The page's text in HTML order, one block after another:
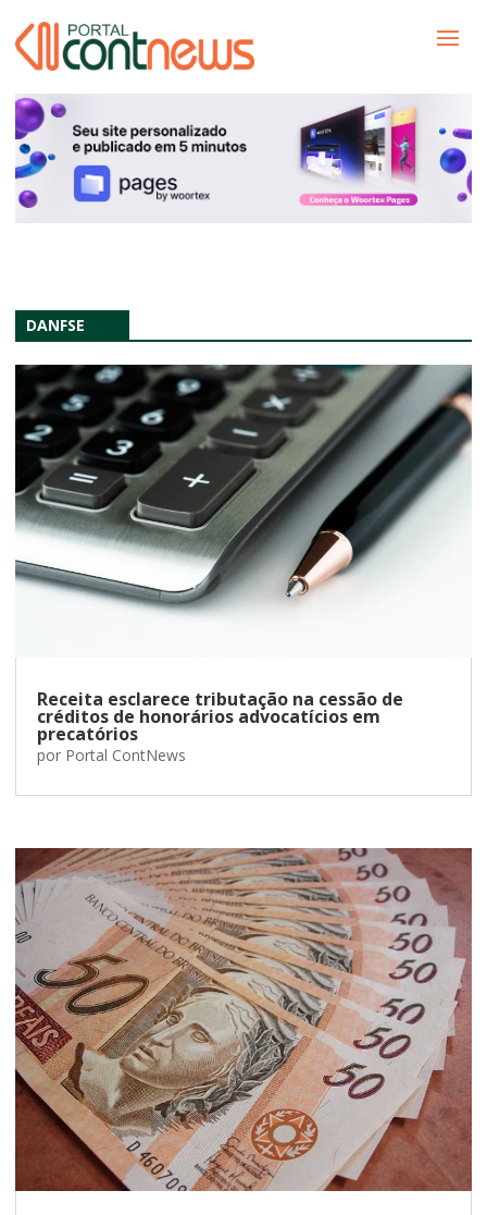
DANFSE
Receita esclarece tributação na cessão de
créditos de honorários advocatícios em
precatórios
por Portal ContNews